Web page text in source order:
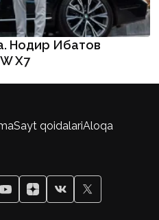
Нодир Ибатов
X7
Sayt qoidalariAloqa